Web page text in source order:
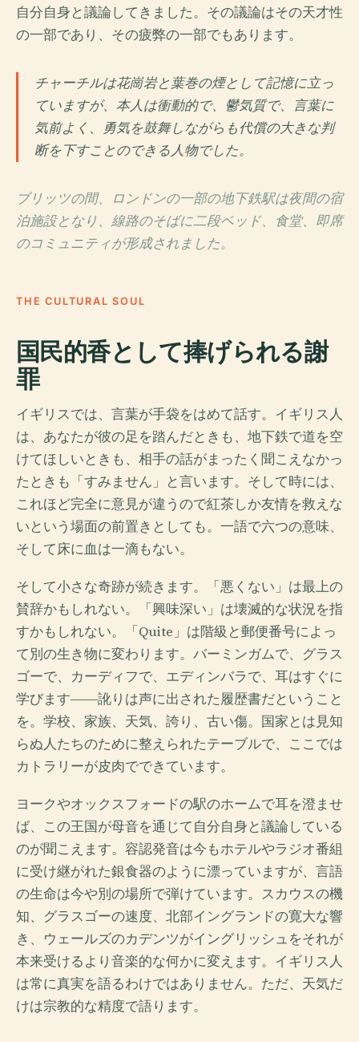
自分自身と議論してきました。その議論はその天才性
の一部であり、その疲弊の一部でもあります。
チャーチルは花崗岩と葉巻の煙として記憶に立っ
ていますが、本人は衝動的で、鬱気質で、言葉に
気前よく、勇気を鼓舞しながらも代償の大きな判
断を下すことのできる人物でした。
ブリッツの間、ロンドンの一部の地下鉄駅は夜間の宿
泊施設となり、線路のそばに二段ベッド、食堂、即席
のコミュニティが形成されました。
THE CULTURAL SOUL
国民的香として捧げられる謝
罪
イギリスでは、言葉が手袋をはめて話す。イギリス人
は、あなたが彼の足を踏んだときも、地下鉄で道を空
けてほしいときも、相手の話がまったく聞こえなかっ
たときも「すみません」と言います。そして時には、
これほど完全に意見が違うので紅茶しか友情を救えな
いという場面の前置きとしても。一語で六つの意味、
そして床に血は一滴もない。
そして小さな奇跡が続きます。「悪くない」は最上の
賛辞かもしれない。「興味深い」は壊滅的な状況を指
すかもしれない。「Quite」は階級と郵便番号によっ
て別の生き物に変わります。バーミンガムで、グラス
ゴーで、カーディフで、エディンバラで、耳はすぐに
学びます――訛りは声に出された履歴書だということ
を。学校、家族、天気、誇り、古い傷。国家とは見知
らぬ人たちのために整えられたテーブルで、ここでは
カトラリーが皮肉でできています。
ヨークやオックスフォードの駅のホームで耳を澄ませ
ば、この王国が母音を通じて自分自身と議論している
のが聞こえます。容認発音は今もホテルやラジオ番組
に受け継がれた銀食器のように漂っていますが、言語
の生命は今や別の場所で弾けています。スカウスの機
知、グラスゴーの速度、北部イングランドの寛大な響
き、ウェールズのカデンツがイングリッシュをそれが
本来受けるより音楽的な何かに変えます。イギリス人
は常に真実を語るわけではありません。ただ、天気だ
けは宗教的な精度で語ります。